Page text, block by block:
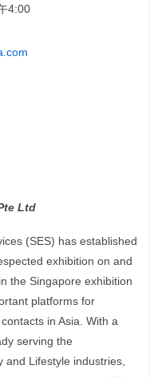
4:00
Ltd
(SES) has established
exhibition on and
the Singapore exhibition
platforms for
in Asia. With a
serving the
and Lifestyle industries,